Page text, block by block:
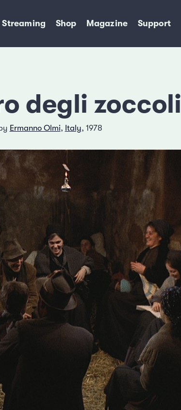
Streaming Shop Magazine Support
degli zoccoli
Ermanno Olmi, Italy, 1978